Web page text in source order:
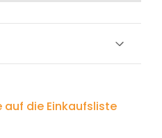
auf die Einkaufsliste